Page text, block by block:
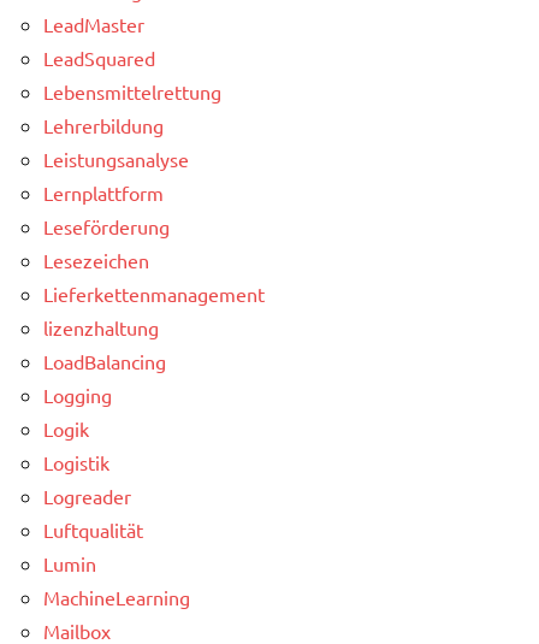
LeadMaster
LeadSquared
Lebensmittelrettung
Lehrerbildung
Leistungsanalyse
Lernplattform
Leseförderung
Lesezeichen
Lieferkettenmanagement
lizenzhaltung
LoadBalancing
Logging
Logik
Logistik
Logreader
Luftqualität
Lumin
MachineLearning
Mailbox